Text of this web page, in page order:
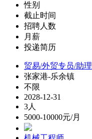
性别
截止时间
招聘人数
月薪
投递简历
贸易/外贸专员/助理
张家港-乐余镇
不限
2028-12-31
3人
5000-10000元/月